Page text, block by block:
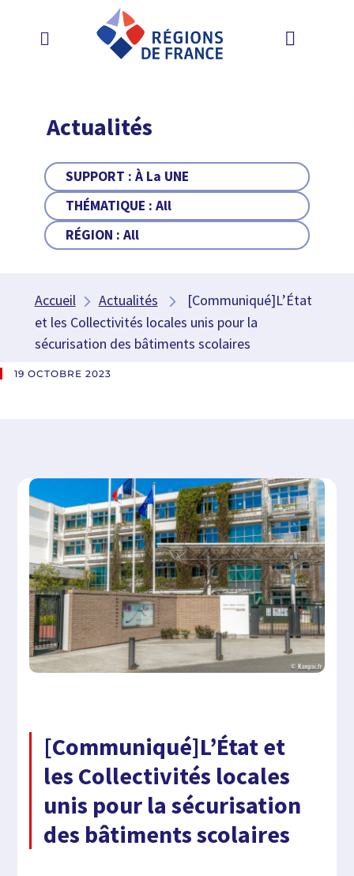
Actualités
SUPPORT :À La UNE
THÉMATIQUE :All
RÉGION :All
Accueil Actualités
[Communiqué]L’État
et les Collectivités locales unis pour la
sécurisation des bâtiments scolaires
19 OCTOBRE 2023
[Communiqué]L’État et
les Collectivités locales
unis pour la sécurisation
des bâtiments scolaires